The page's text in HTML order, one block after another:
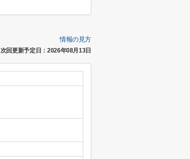
情報の見方
次回更新予定日：2026年08月13日